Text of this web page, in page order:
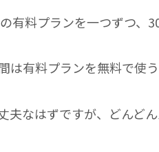
有料プランを一つずつ、
有料プランを無料で使う
夫なはずですが、どんど